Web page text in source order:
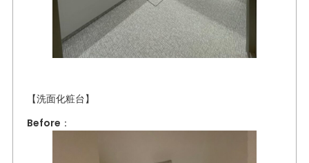
【洗面化粧台】
Before：